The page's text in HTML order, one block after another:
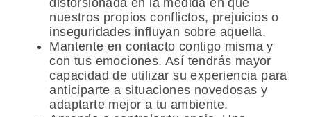
nuestros propios conflictos, prejuicios o
inseguridades influyan sobre aquella.
Mantente en contacto contigo misma y
con tus emociones. Así tendrás mayor
capacidad de utilizar su experiencia para
anticiparte a situaciones novedosas y
adaptarte mejor a tu ambiente.